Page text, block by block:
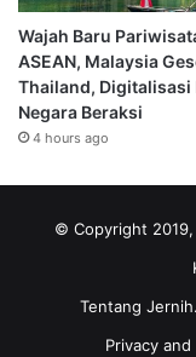
Wajah Baru
ASEAN, Malaysia
Thailand, Digitalisasi
Negara Beraksi
4 hours ago
© Copyright
Tentang
Privacy and